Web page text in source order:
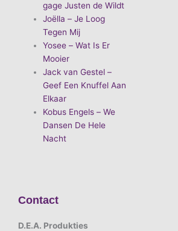
gage Justen de Wildt
Joëlla – Je Loog
Tegen Mij
Yosee – Wat Is Er
Mooier
Jack van Gestel –
Geef Een Knuffel Aan
Elkaar
Kobus Engels – We
Dansen De Hele
Nacht
Contact
D.E.A. Produkties